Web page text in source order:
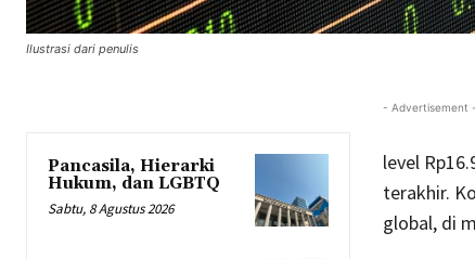
Ilustrasi dari penulis
Pancasila, Hierarki
Hukum, dan LGBTQ
Sabtu, 8 Agustus 2026
- Advertisement -
level
terakhir.
global, di